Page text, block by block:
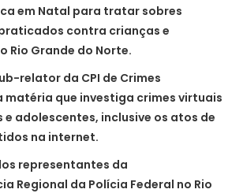
em Natal para tratar sobres
contra crianças e
Rio Grande do Norte.
relator da CPI de Crimes
matéria que investiga crimes virtuais
adolescentes, inclusive os atos de
na internet.
representantes da
Regional da Polícia Federal no Rio